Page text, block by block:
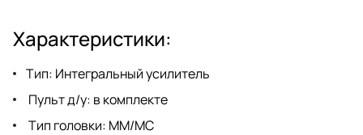
Характеристики:
Тип: Интегральный усилитель
Пульт д/у: в комплекте
Тип головки: MM/MC